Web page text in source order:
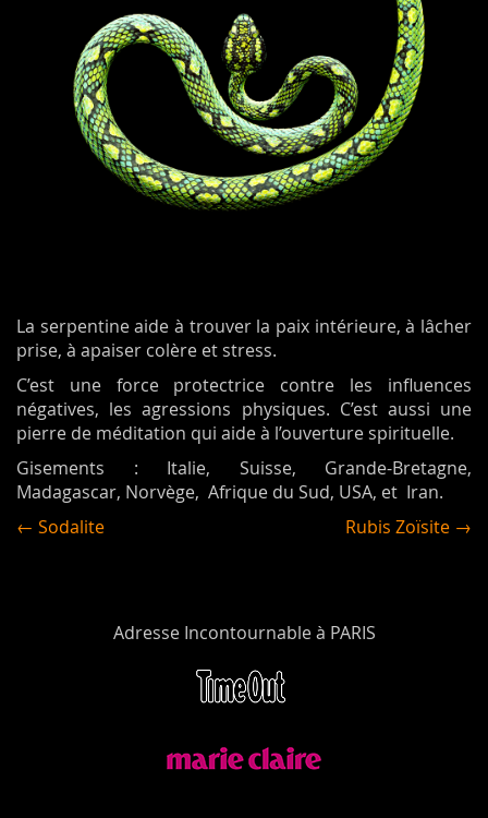
La serpentine aide à trouver la paix intérieure, à lâcher
prise, à apaiser colère et stress.
C’est une force protectrice contre les influences
négatives, les agressions physiques. C’est aussi une
pierre de méditation qui aide à l’ouverture spirituelle.
Gisements : Italie, Suisse, Grande-Bretagne,
Madagascar, Norvège, Afrique du Sud, USA, et Iran.
← Sodalite
Rubis Zoïsite →
Adresse Incontournable à PARIS